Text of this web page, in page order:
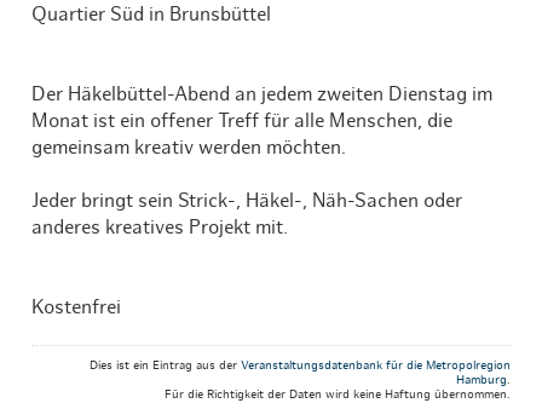
Quartier Süd in Brunsbüttel
Der Häkelbüttel-Abend an jedem zweiten Dienstag im
Monat ist ein offener Treff für alle Menschen, die
gemeinsam kreativ werden möchten.
Jeder bringt sein Strick-, Häkel-, Näh-Sachen oder
anderes kreatives Projekt mit.
Kostenfrei
Dies ist ein Eintrag aus der Veranstaltungsdatenbank für die Metropolregion
Hamburg.
Für die Richtigkeit der Daten wird keine Haftung übernommen.